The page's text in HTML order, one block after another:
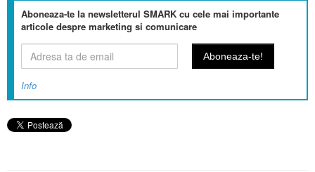
Aboneaza-te la newsletterul SMARK cu cele mai importante
articole despre marketing si comunicare
Info